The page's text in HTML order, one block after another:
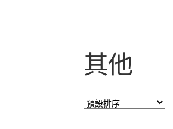
其他